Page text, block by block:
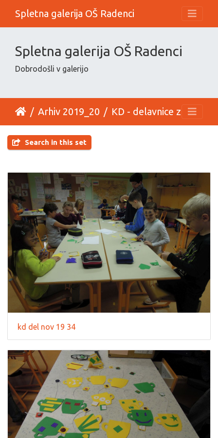
Spletna galerija OŠ Radenci
Spletna galerija OŠ Radenci
Dobrodošli v galerijo
Arhiv 2019_20 KD - delavnice za razredni stopnji
Search in this set
kd del nov 19 34